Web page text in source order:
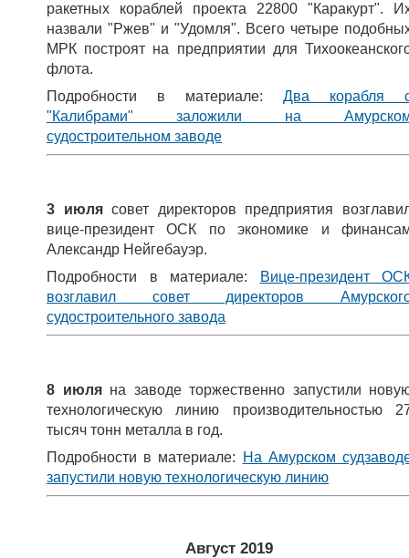
ракетных кораблей проекта 22800 "Каракурт".
назвали "Ржев" и "Удомля". Всего четыре
МРК построят на предприятии для
флота.
Подробности в материале: Два корабля
"Калибрами" заложили на
судостроительном заводе
3 июлясовет директоров предприятия
вице-президент ОСК по экономике и
Александр Нейгебауэр.
Подробности в материале:
Вице-президент
возглавил совет директоров
судостроительного завода
8 июляна заводе торжественно запустили
технологическую линию производительностью
тысяч тонн металла в год.
Подробности в материале:
На Амурском
запустили новую технологическую линию
Август 2019